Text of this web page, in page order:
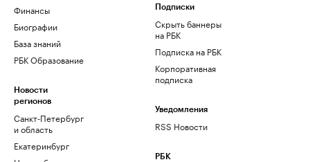
Финансы
Биографии
База знаний
РБК Образование
Новости
регионов
Санкт-Петербург
и область
Екатеринбург
Подписки
Скрыть баннеры
на РБК
Подписка на РБК
Корпоративная
подписка
Уведомления
RSS Новости
РБК